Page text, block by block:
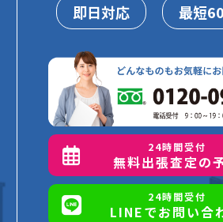
即日対応
最短
24時間受付
無料出張査定の
24時間受付
LINEでお問い合